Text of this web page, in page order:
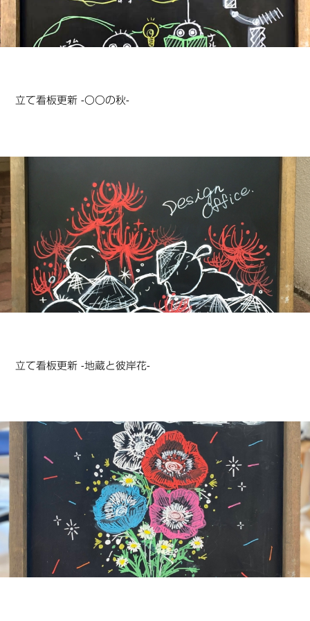
立て看板更新 -〇〇の秋-
立て看板更新 -地蔵と彼岸花-